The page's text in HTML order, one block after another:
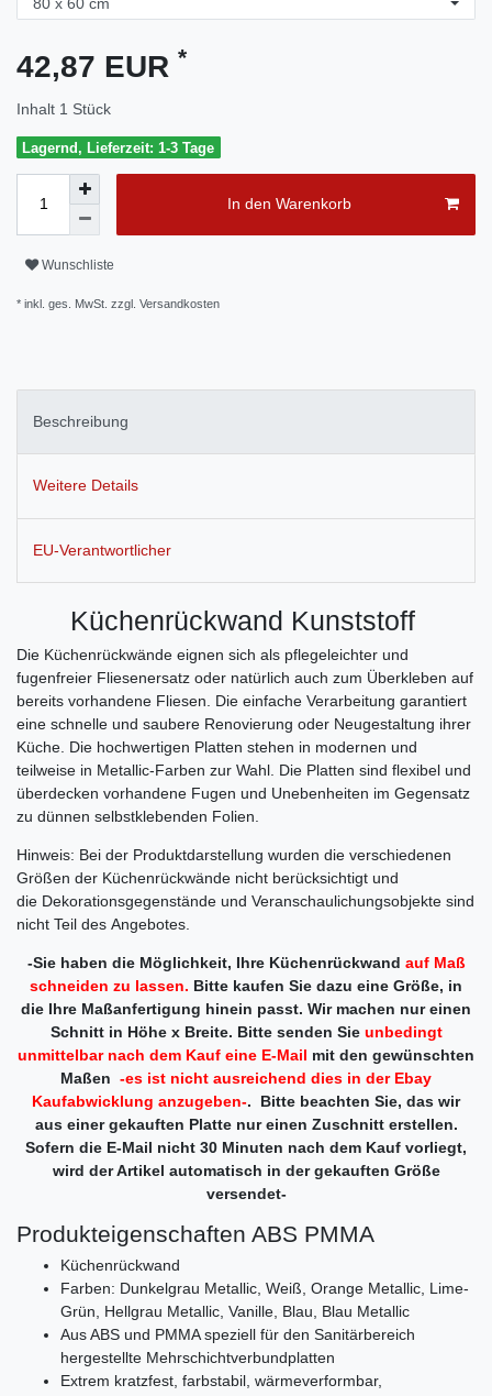
42,87 EUR *
Inhalt 1 Stück
Lagernd, Lieferzeit: 1-3 Tage
In den Warenkorb
Wunschliste
* inkl. ges. MwSt. zzgl. Versandkosten
Beschreibung
Weitere Details
EU-Verantwortlicher
Küchenrückwand Kunststoff
Die Küchenrückwände eignen sich als pflegeleichter und
fugenfreier Fliesenersatz oder natürlich auch zum Überkleben auf
bereits vorhandene Fliesen. Die einfache Verarbeitung garantiert
eine schnelle und saubere Renovierung oder Neugestaltung ihrer
Küche. Die hochwertigen Platten stehen in modernen und
teilweise in Metallic-Farben zur Wahl. Die Platten sind flexibel und
überdecken vorhandene Fugen und Unebenheiten im Gegensatz
zu dünnen selbstklebenden Folien.
Hinweis: Bei der Produktdarstellung wurden die verschiedenen
Größen der Küchenrückwände nicht berücksichtigt und
die Dekorationsgegenstände und Veranschaulichungsobjekte sind
nicht Teil des Angebotes.
-Sie haben die Möglichkeit, Ihre Küchenrückwand auf Maß
schneiden zu lassen. Bitte kaufen Sie dazu eine Größe, in
die Ihre Maßanfertigung hinein passt. Wir machen nur einen
Schnitt in Höhe x Breite. Bitte senden Sie unbedingt
unmittelbar nach dem Kauf eine E-Mail mit den gewünschten
Maßen -es ist nicht ausreichend dies in der Ebay
Kaufabwicklung anzugeben-. Bitte beachten Sie, das wir
aus einer gekauften Platte nur einen Zuschnitt erstellen.
Sofern die E-Mail nicht 30 Minuten nach dem Kauf vorliegt,
wird der Artikel automatisch in der gekauften Größe
versendet-
Produkteigenschaften ABS PMMA
Küchenrückwand
Farben: Dunkelgrau Metallic, Weiß, Orange Metallic, Lime-
Grün, Hellgrau Metallic, Vanille, Blau, Blau Metallic
Aus ABS und PMMA speziell für den Sanitärbereich
hergestellte Mehrschichtverbundplatten
Extrem kratzfest, farbstabil, wärmeverformbar,